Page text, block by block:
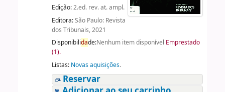
Edição:2.ed. rev. at. ampl.
Editora:São Paulo: Revista
dos Tribunais, 2021
Disponibilidade:Nenhum item disponível Emprestado
(1).
Listas: Novas aquisições.
Reservar